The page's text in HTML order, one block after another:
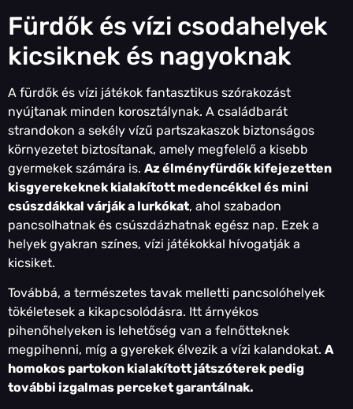
Fürdők és vízi csodahelyek
kicsiknek és nagyoknak
A fürdők és vízi játékok fantasztikus szórakozást
nyújtanak minden korosztálynak. A családbarát
strandokon a sekély vízű partszakaszok biztonságos
környezetet biztosítanak, amely megfelelő a kisebb
gyermekek számára is. Az élményfürdők kifejezetten
kisgyerekeknek kialakított medencékkel és mini
csúszdákkal várják a lurkókat, ahol szabadon
pancsolhatnak és csúszdázhatnak egész nap. Ezek a
helyek gyakran színes, vízi játékokkal hívogatják a
kicsiket.
Továbbá, a természetes tavak melletti pancsolóhelyek
tökéletesek a kikapcsolódásra. Itt árnyékos
pihenőhelyeken is lehetőség van a felnőtteknek
megpihenni, míg a gyerekek élvezik a vízi kalandokat. A
homokos partokon kialakított játszóterek pedig
további izgalmas perceket garantálnak.